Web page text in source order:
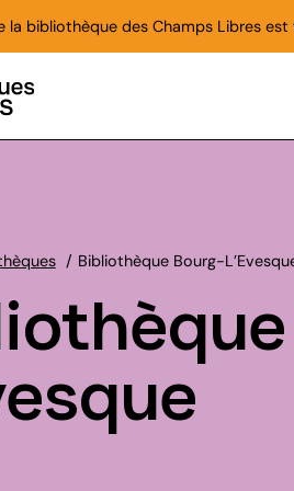
la bibliothèque des Champs Libres
Bibliothèque Bourg-